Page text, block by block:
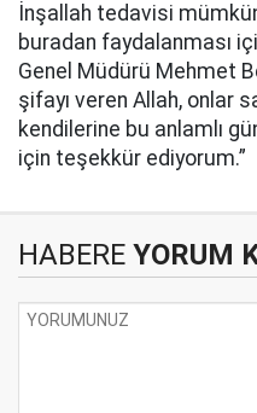
İnşallah tedavisi
buradan faydalanması
Genel Müdürü Mehmet
şifayı veren Allah, onlar
kendilerine bu anlamlı
için teşekkür ediyorum.”
HABERE YORUM